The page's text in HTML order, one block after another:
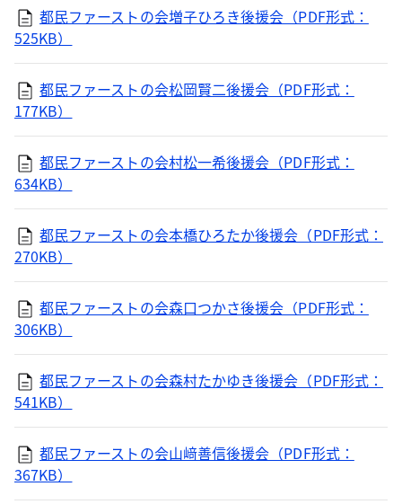
都民ファーストの会増子ひろき後援会（PDF形式：
525KB）
都民ファーストの会松岡賢二後援会（PDF形式：
177KB）
都民ファーストの会村松一希後援会（PDF形式：
634KB）
都民ファーストの会本橋ひろたか後援会（PDF形式：
270KB）
都民ファーストの会森口つかさ後援会（PDF形式：
306KB）
都民ファーストの会森村たかゆき後援会（PDF形式：
541KB）
都民ファーストの会山﨑善信後援会（PDF形式：
367KB）